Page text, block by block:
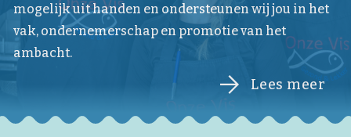
mogelijk uit handen en ondersteunen wij jou in het
vak, ondernemerschap en promotie van het
ambacht.
Lees meer